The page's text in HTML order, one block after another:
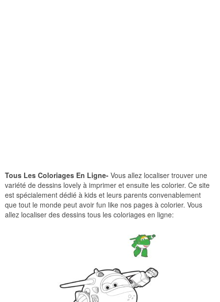
Tous Les Coloriages En Ligne- Vous allez localiser trouver une
variété de dessins lovely à imprimer et ensuite les colorier. Ce site
est spécialement dédié à kids et leurs parents convenablement
que tout le monde peut avoir fun like nos pages à colorier. Vous
allez localiser des dessins tous les coloriages en ligne: